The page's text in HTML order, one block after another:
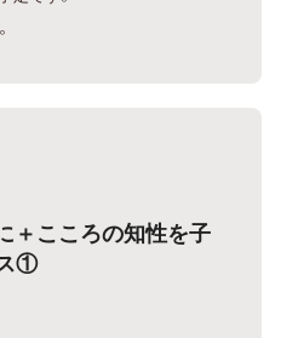
＋こころの知性を子
①